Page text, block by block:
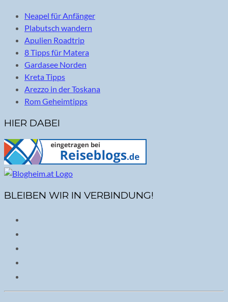
Neapel für Anfänger
Plabutsch wandern
Apulien Roadtrip
8 Tipps für Matera
Gardasee Norden
Kreta Tipps
Arezzo in der Toskana
Rom Geheimtipps
HIER DABEI
BLEIBEN WIR IN VERBINDUNG!